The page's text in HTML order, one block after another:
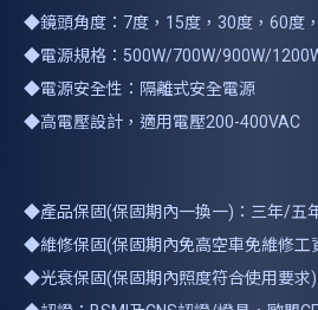
◆鏡頭角度：7度，15度，30度，60度
◆電源規格：500W/700W/900W/
◆電源安全性：隔離式安全電源
◆高電壓設計，適用電壓200-400VAC
◆產品保固(保固期內一換一)：三年/五
◆維修保固(保固期內免高空車免維修工
◆光衰保固(保固期內照度符合使用要求